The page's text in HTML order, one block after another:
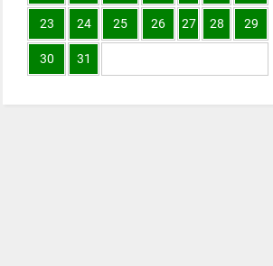
23 24 25 26 27 28 29
30 31